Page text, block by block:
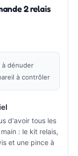
2 relais
à dénuder
à contrôler
d'avoir tous les
: le kit relais,
et une pince à